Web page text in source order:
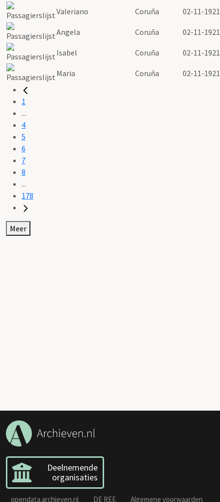
Valeriano Coruña 02-11-1921
Angela Coruña 02-11-1921
Isabel Coruña 02-11-1921
Maria Coruña 02-11-1921
1
...
4
5
6
7
8
...
178
Meer
Deelnemende
organisaties
opendata.archieven.nl DE REE Algemene voorwaarden